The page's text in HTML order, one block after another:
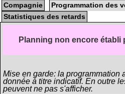
Compagnie
Programmation des
Statistiques des retards
Planning non encore établi
Mise en garde: la programmation
donnée à titre indicatif. En outre
peuvent ne pas s'afficher.